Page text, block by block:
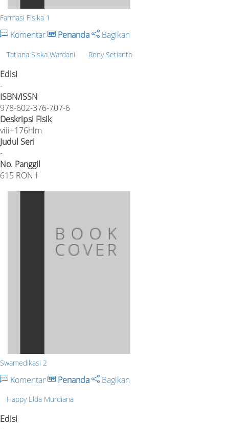
Farmasi Fisika 1
Komentar Penanda Bagikan
Tatiana Siska Wardani Rony Setianto
Edisi
-
ISBN/ISSN
978-602-376-707-6
Deskripsi Fisik
viii+176hlm
Judul Seri
-
No. Panggil
615 RON f
Swamedikasi 2
Komentar Penanda Bagikan
Happy Elda Murdiana
Edisi